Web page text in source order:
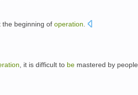
the beginning of operation.
it is difficult to be mastered by people